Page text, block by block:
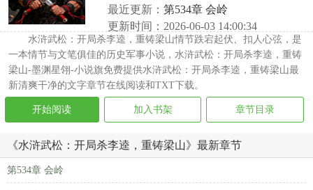
最近更新： 第534章 会岭
更新时间：2026-06-03 14:00:34
水浒武松：开局杀李逵，重铸梁山情节跌宕起伏、扣人心弦，是
一本情节与文笔俱佳的历史军事小说，水浒武松：开局杀李逵，重铸
梁山-墨渊星翎-小说旗免费提供水浒武松：开局杀李逵，重铸梁山最
新清爽干净的文字章节在线阅读和TXT下载。
开始阅读 加入书架 章节目录
《水浒武松：开局杀李逵，重铸梁山》最新章节
第534章 会岭